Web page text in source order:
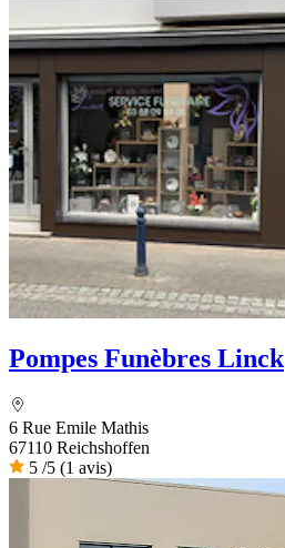
Pompes Funèbres Linck
6 Rue Emile Mathis
67110 Reichshoffen
5 /5 (1 avis)